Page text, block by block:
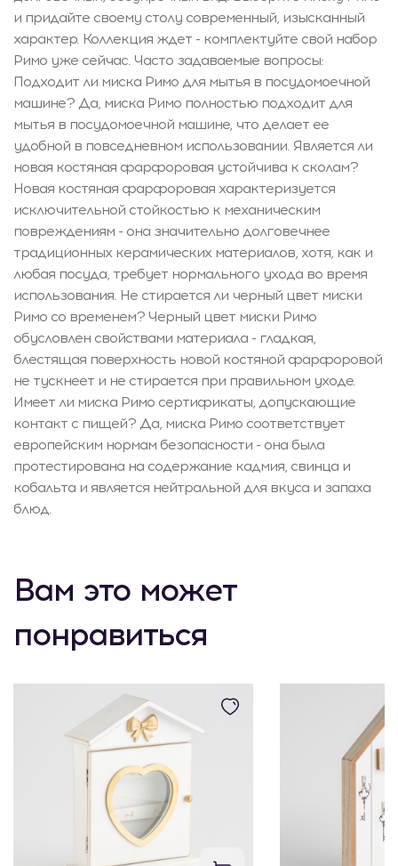
и придайте своему столу современный, изысканный
характер. Коллекция ждет - комплектуйте свой набор
Римо уже сейчас. Часто задаваемые вопросы:
Подходит ли миска Римо для мытья в посудомоечной
машине? Да, миска Римо полностью подходит для
мытья в посудомоечной машине, что делает ее
удобной в повседневном использовании. Является ли
новая костяная фарфоровая устойчива к сколам?
Новая костяная фарфоровая характеризуется
исключительной стойкостью к механическим
повреждениям - она значительно долговечнее
традиционных керамических материалов, хотя, как и
любая посуда, требует нормального ухода во время
использования. Не стирается ли черный цвет миски
Римо со временем? Черный цвет миски Римо
обусловлен свойствами материала - гладкая,
блестящая поверхность новой костяной фарфоровой
не тускнеет и не стирается при правильном уходе.
Имеет ли миска Римо сертификаты, допускающие
контакт с пищей? Да, миска Римо соответствует
европейским нормам безопасности - она была
протестирована на содержание кадмия, свинца и
кобальта и является нейтральной для вкуса и запаха
блюд.
Вам это может
понравиться